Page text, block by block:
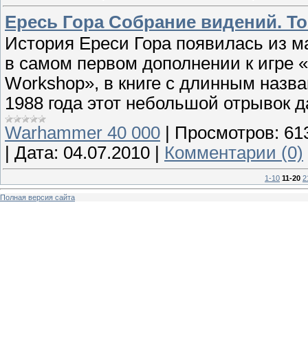
Ересь Гора Собрание видений.
История Ереси Гора появилась из
в самом первом дополнении к игре
Workshop», в книге с длинным
1988 года этот небольшой отрывок
Warhammer 40 000
Просмотров:
Дата: 04.07.2010 Комментарии (0)
1-10 11-20
Полная версия сайта